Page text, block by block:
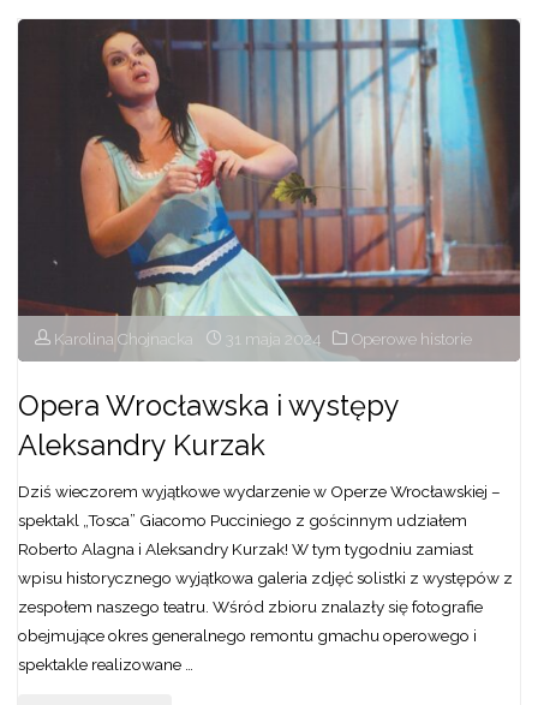
Karolina Chojnacka 31 maja 2024 Operowe historie
Opera Wrocławska i występy
Aleksandry Kurzak
Dziś wieczorem wyjątkowe wydarzenie w Operze Wrocławskiej –
spektakl „Tosca” Giacomo Pucciniego z gościnnym udziałem
Roberto Alagna i Aleksandry Kurzak! W tym tygodniu zamiast
wpisu historycznego wyjątkowa galeria zdjęć solistki z występów z
zespołem naszego teatru. Wśród zbioru znalazły się fotografie
obejmujące okres generalnego remontu gmachu operowego i
spektakle realizowane …